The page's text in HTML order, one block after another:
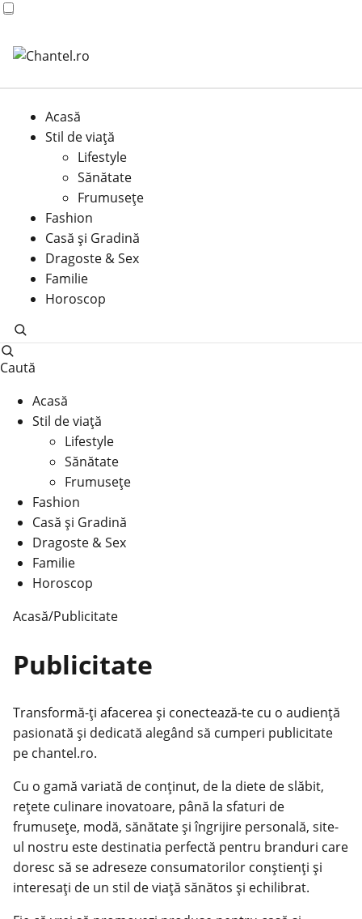
Acasă
Stil de viață
Lifestyle
Sănătate
Frumusețe
Fashion
Casă şi Gradină
Dragoste & Sex
Familie
Horoscop
Caută
Acasă
Stil de viață
Lifestyle
Sănătate
Frumusețe
Fashion
Casă şi Gradină
Dragoste & Sex
Familie
Horoscop
Acasă/Publicitate
Publicitate
Transformă-ți afacerea și conectează-te cu o audiență
pasionată și dedicată alegând să cumperi publicitate
pe chantel.ro.
Cu o gamă variată de conținut, de la diete de slăbit,
rețete culinare inovatoare, până la sfaturi de
frumusețe, modă, sănătate și îngrijire personală, site-
ul nostru este destinatia perfectă pentru branduri care
doresc să se adreseze consumatorilor conștienți și
interesați de un stil de viață sănătos și echilibrat.